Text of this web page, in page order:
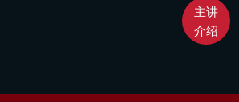
主讲
介绍